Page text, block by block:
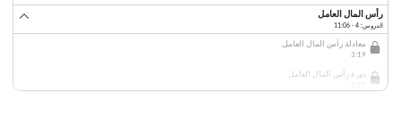
رأس المال العامل
الدروس: 4 · 11:06
معادلة رأس المال العامل
3:19
دورة رأس المال العامل